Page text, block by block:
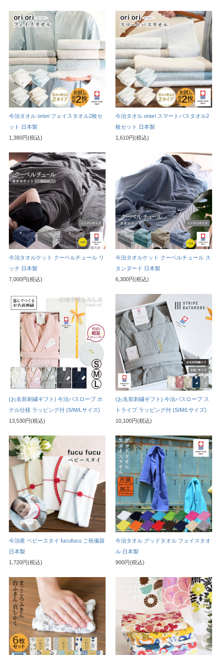
今治タオル oriori フェイスタオル2枚セ
ット 日本製
1,380円(税込)
今治タオル oriori スマートバスタオル2
枚セット 日本製
1,610円(税込)
今治タオルケット クーベルチュール リ
ッチ 日本製
7,000円(税込)
今治タオルケット クーベルチュール ス
タンダード 日本製
6,300円(税込)
(お名前刺繍ギフト) 今治バスローブ ホ
テル仕様 ラッピング付 (S/M/Lサイズ)
13,530円(税込)
(お名前刺繍ギフト) 今治バスローブ ス
トライプ ラッピング付 (S/M/Lサイズ)
10,100円(税込)
今治産 ベビースタイ fucufucu ご祝儀袋
日本製
1,720円(税込)
今治タオル グッドタオル フェイスタオ
ル 日本製
900円(税込)